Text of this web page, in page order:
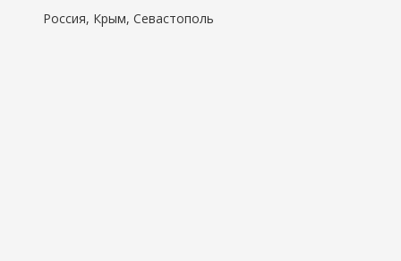
Россия, Крым, Севастополь